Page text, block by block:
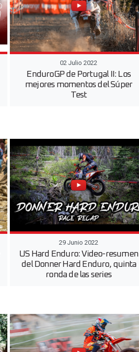
02 Julio 2022
EnduroGP de Portugal II: Los
mejores momentos del Súper
Test
29 Junio 2022
US Hard Enduro: Video-resumen
del Donner Hard Enduro, quinta
ronda de las series